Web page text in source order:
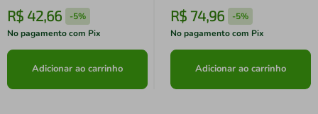
R$ 42,66 -5%
No pagamento com Pix
Adicionar ao carrinho
R$ 74,96 -5%
No pagamento com Pix
Adicionar ao carrinho